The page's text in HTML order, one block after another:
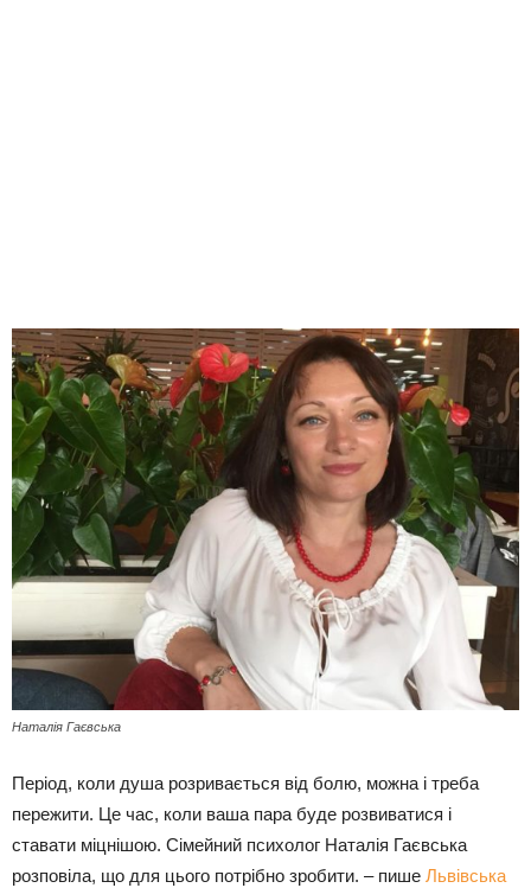
Наталія Гаєвська
Період, коли душа розривається від болю, можна і треба
пережити. Це час, коли ваша пара буде розвиватися і
ставати міцнішою. Сімейний психолог Наталія Гаєвська
розповіла, що для цього потрібно зробити. – пише Львівська